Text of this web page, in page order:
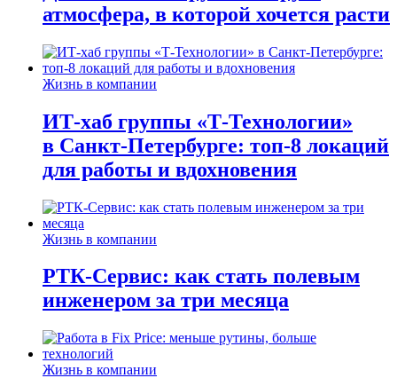
атмосфера, в которой хочется расти
Жизнь в компании
ИТ-хаб группы «Т-Технологии»
в Санкт-Петербурге: топ-8 локаций
для работы и вдохновения
Жизнь в компании
РТК-Сервис: как стать полевым
инженером за три месяца
Жизнь в компании